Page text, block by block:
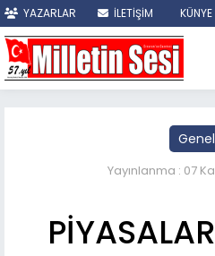
YAZARLAR İLETİŞİM KÜNYE
SON DAKİKA
Genel
Yayınlanma : 07